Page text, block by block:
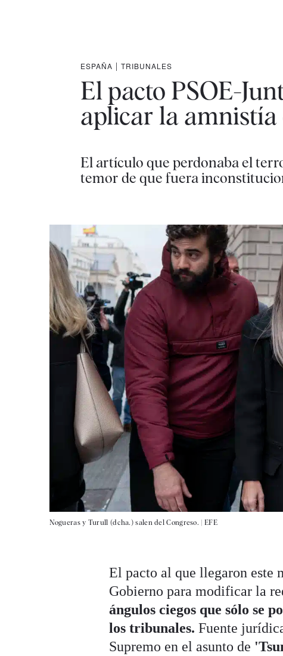
ESPAÑA | TRIBUNALES
El pacto PSOE-
aplicar la
El artículo que perdonaba el
temor de que fuera
Nogueras y Turull (dcha.) salen del Congreso. | EFE
El pacto al que llegaron este
Gobierno para modificar la
ángulos ciegos que sólo se
los tribunales. Fuente
Supremo en el asunto de